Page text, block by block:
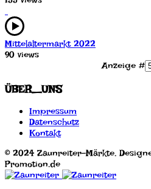
Mittelaltermarkt 2022
90 views
Anzeige #
ÜBER_UNS
Impressum
Datenschutz
Kontakt
© 2024 Zaunreiter-Märkte.
Promotion.de